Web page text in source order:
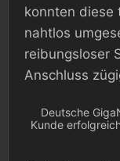
konnten diese
nahtlos
reibungsloser
Anschluss
Deutsche
Kunde